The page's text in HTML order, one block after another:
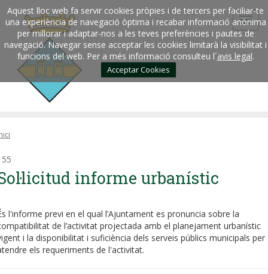
Aquest lloc web fa servir cookies pròpies i de tercers per faciliar-te
una experiència de navegació òptima i recabar informació anònima
per millorar i adaptar-nos a les teves preferències i pautes de
navegació. Navegar sense acceptar les cookies limitarà la visibilitat i
funcions del web. Per a més informació consulteu l´avis legal.
Acceptar Cookies
informe urbanístic
l'informe previ en el qual l’Ajuntament es pronuncia sobre la
de l’activitat projectada amb el planejament urbanístic
i la disponibilitat i suficiència dels serveis públics municipals per
els requeriments de l'activitat.